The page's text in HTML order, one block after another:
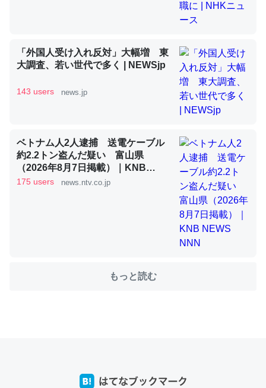
論文では「淡水はカルシウムも酸素も不足してて両方に不
いる鋏角類（カブトガニ・ウミグモ）はカルシウムを使わ
ずキチンを強化してる筈だが、酵素が違うのか？
─ニュース :: 【研究発表】昆虫学の大問題＝「昆虫はなぜ海にいな
これを元に考えるとカルシウムを大量に使う脊椎動物と貝
類は苦労してるんだな…。腹足類だと殻を無くしてナメク
ジになったり努力してるし。
─ニュース :: 【研究発表】昆虫学の大問題＝「昆虫はなぜ海にいな
「外国人受け入れ反対」大幅増 東
大調査、若い世代で多く | NEWSjp
143 users news.jp
ベトナム人2人逮捕 送電ケーブル
約2.2トン盗んだ疑い 富山県
（2026年8月7日掲載）｜KNB
NEWS NNN
175 users news.ntv.co.jp
もっと読む